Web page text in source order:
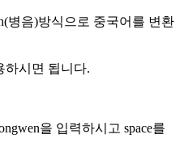
병음)방식으로 중국어를 변환
하시면 됩니다.
을 입력하시고 space를